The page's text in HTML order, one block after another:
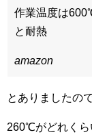
作業温度は
と耐熱
amazon
とありましたの
260℃がどれくら